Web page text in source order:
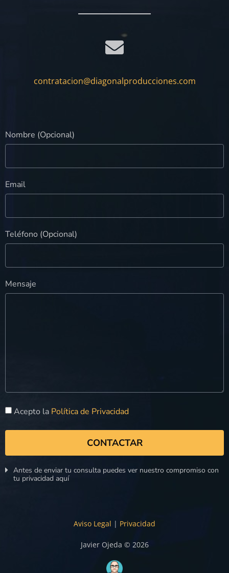
contratacion@diagonalproducciones.com
Nombre (Opcional)
Email
Teléfono (Opcional)
Mensaje
Acepto la Política de Privacidad
CONTACTAR
Antes de enviar tu consulta puedes ver nuestro compromiso con
tu privacidad aquí
Aviso Legal | Privacidad
Javier Ojeda © 2026